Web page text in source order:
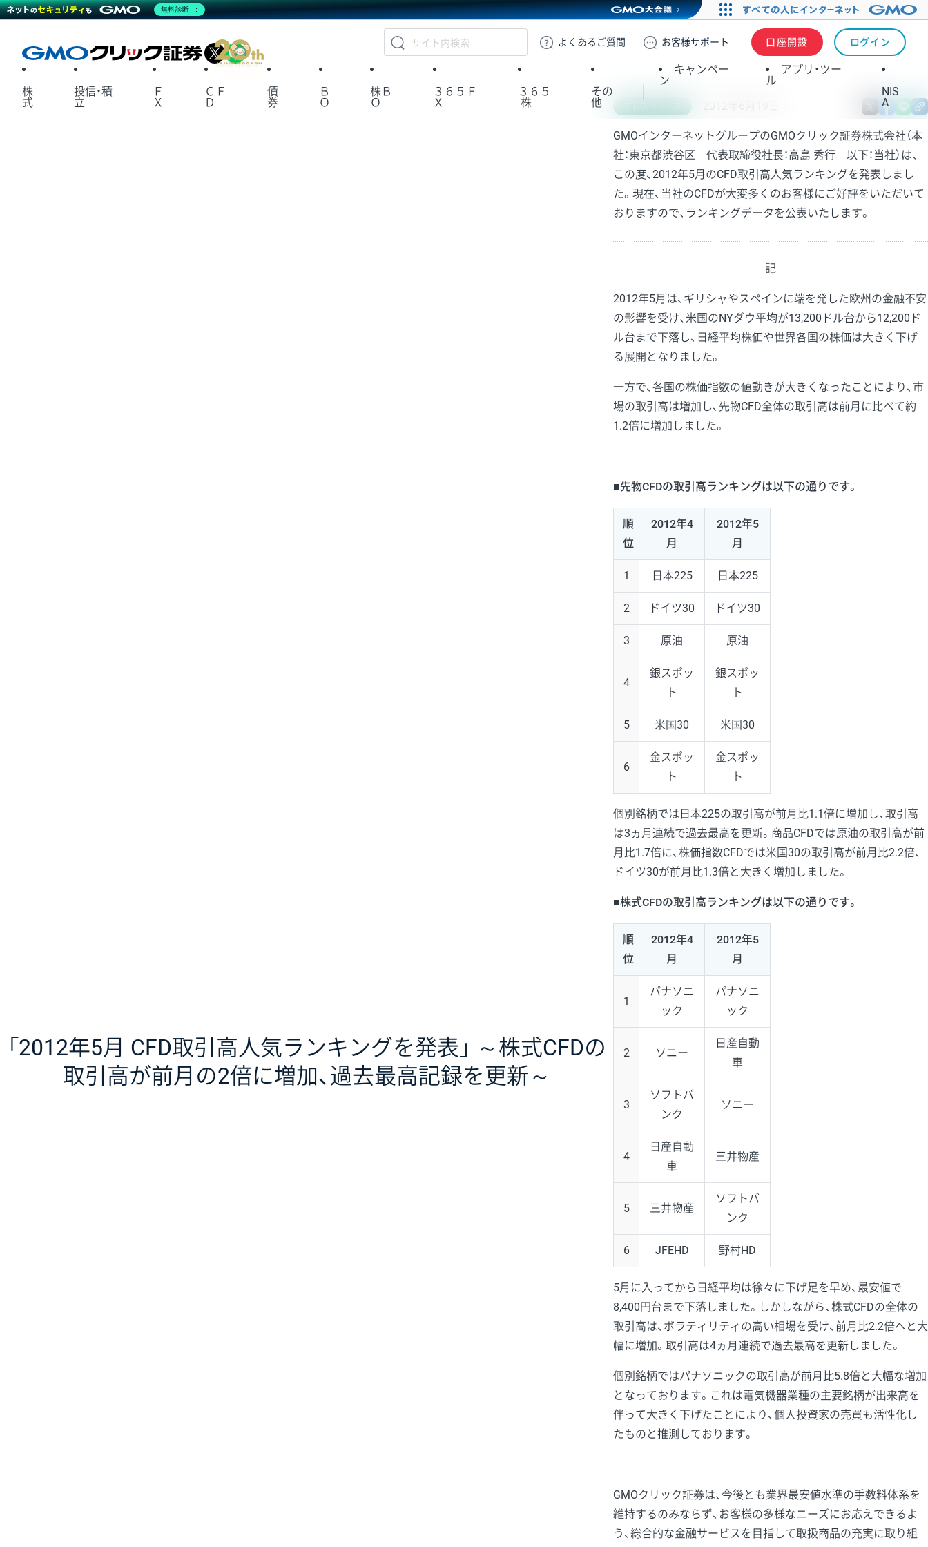
GMOクリック証券
よくある ご質問 お客様サポート 口座開設 ログイン
X
株
式
投信・積
立
Ｆ
Ｘ
ＣＦ
Ｄ
債
券
Ｂ
Ｏ
株Ｂ
Ｏ
３６５Ｆ
Ｘ
３６５
株
その
他
キャンペー
ン
アプリ・ツー
ル
NIS
A
「2012年5月 CFD取引高人気ランキングを発表」 ～株式CFDの
取引高が前月の2倍に増加、過去最高記録を更新～
X
GMOインターネットグループのGMOクリック証券株式会社（本
社：東京都渋谷区 代表取締役社長：高島 秀行 以下：当社）は、
この度、2012年5月のCFD取引高人気ランキングを発表しまし
た。現在、当社のCFDが大変多くのお客様にご好評をいただいて
おりますので、ランキングデータを公表いたします。
記
2012年5月は、ギリシャやスペインに端を発した欧州の金融不安
の影響を受け、米国のNYダウ平均が13,200ドル台から12,200ド
ル台まで下落し、日経平均株価や世界各国の株価は大きく下げ
る展開となりました。
一方で、各国の株価指数の値動きが大きくなったことにより、市
場の取引高は増加し、先物CFD全体の取引高は前月に比べて約
1.2倍に増加しました。
■先物CFDの取引高ランキングは以下の通りです。
順
位
2012年4
月
2012年5
月
1 日本225 日本225
2 ドイツ30 ドイツ30
3 原油 原油
4
銀スポッ
ト
銀スポッ
ト
5 米国30 米国30
6
金スポッ
ト
金スポッ
ト
個別銘柄では日本225の取引高が前月比1.1倍に増加し、取引高
は3ヵ月連続で過去最高を更新。商品CFDでは原油の取引高が前
月比1.7倍に、株価指数CFDでは米国30の取引高が前月比2.2倍、
ドイツ30が前月比1.3倍と大きく増加しました。
■株式CFDの取引高ランキングは以下の通りです。
順
位
2012年4
月
2012年5
月
1
パナソニ
ック
パナソニ
ック
2 ソニー
日産自動
車
3
ソフトバ
ンク
ソニー
4
日産自動
車
三井物産
5 三井物産
ソフトバ
ンク
6 JFEHD 野村HD
5月に入ってから日経平均は徐々に下げ足を早め、最安値で
8,400円台まで下落しました。しかしながら、株式CFDの全体の
取引高は、ボラティリティの高い相場を受け、前月比2.2倍へと大
幅に増加。取引高は4ヵ月連続で過去最高を更新しました。
個別銘柄ではパナソニックの取引高が前月比5.8倍と大幅な増加
となっております。これは電気機器業種の主要銘柄が出来高を
伴って大きく下げたことにより、個人投資家の売買も活性化し
たものと推測しております。
GMOクリック証券は、今後とも業界最安値水準の手数料体系を
維持するのみならず、お客様の多様なニーズにお応えできるよ
う、総合的な金融サービスを目指して取扱商品の充実に取り組
無料診断